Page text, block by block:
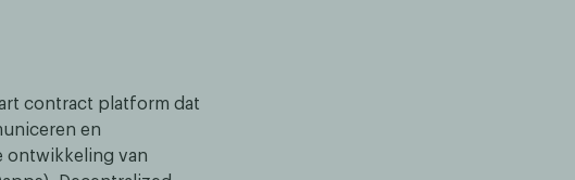
contract platform dat
en
ontwikkeling van